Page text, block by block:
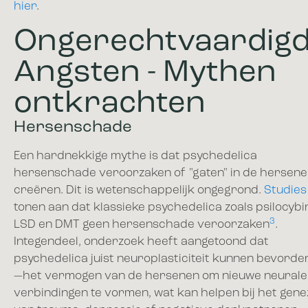
hier.
Angsten - Mythen
ontkrachten
Hersenschade
Een hardnekkige mythe is dat psychedelica
hersenschade veroorzaken of "gaten" in de
creëren. Dit is wetenschappelijk ongegrond. Studies
tonen aan dat klassieke psychedelica zoals
LSD en DMT geen hersenschade veroorzaken3.
Integendeel, onderzoek heeft aangetoond dat
psychedelica juist neuroplasticiteit kunnen
—het vermogen van de hersenen om nieuwe neurale
verbindingen te vormen, wat kan helpen bij het